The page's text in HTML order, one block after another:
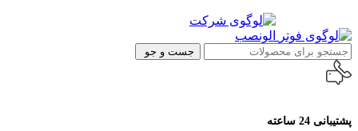
جست و جو
پشتیبانی 24 ساعته